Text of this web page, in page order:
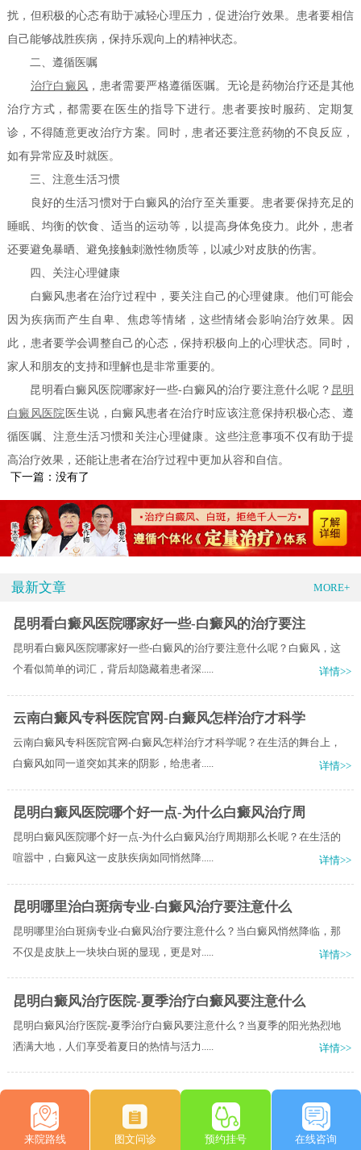
扰，但积极的心态有助于减轻心理压力，促进治疗效果。患者要相信
自己能够战胜疾病，保持乐观向上的精神状态。
二、遵循医嘱
治疗白癜风 ，患者需要严格遵循医嘱。无论是药物治疗还是其他
治疗方式，都需要在医生的指导下进行。患者要按时服药、定期复
诊，不得随意更改治疗方案。同时，患者还要注意药物的不良反应，
如有异常应及时就医。
三、注意生活习惯
良好的生活习惯对于白癜风的治疗至关重要。患者要保持充足的
睡眠、均衡的饮食、适当的运动等，以提高身体免疫力。此外，患者
还要避免暴晒、避免接触刺激性物质等，以减少对皮肤的伤害。
四、关注心理健康
白癜风患者在治疗过程中，要关注自己的心理健康。他们可能会
因为疾病而产生自卑、焦虑等情绪，这些情绪会影响治疗效果。因
此，患者要学会调整自己的心态，保持积极向上的心理状态。同时，
家人和朋友的支持和理解也是非常重要的。
昆明看白癜风医院哪家好一些-白癜风的治疗要注意什么呢？ 昆明
白癜风医院 医生说，白癜风患者在治疗时应该注意保持积极心态、遵
循医嘱、注意生活习惯和关注心理健康。这些注意事项不仅有助于提
高治疗效果，还能让患者在治疗过程中更加从容和自信。
下一篇：没有了
最新文章 MORE+
昆明看白癜风医院哪家好一些-白癜风的治疗要注
昆明看白癜风医院哪家好一些-白癜风的治疗要注意什么呢？白癜风，这
个看似简单的词汇，背后却隐藏着患者深.....
详情>>
云南白癜风专科医院官网-白癜风怎样治疗才科学
云南白癜风专科医院官网-白癜风怎样治疗才科学呢？在生活的舞台上，
白癜风如同一道突如其来的阴影，给患者.....
详情>>
昆明白癜风医院哪个好一点-为什么白癜风治疗周
昆明白癜风医院哪个好一点-为什么白癜风治疗周期那么长呢？在生活的
喧嚣中，白癜风这一皮肤疾病如同悄然降.....
详情>>
昆明哪里治白斑病专业-白癜风治疗要注意什么
昆明哪里治白斑病专业-白癜风治疗要注意什么？当白癜风悄然降临，那
不仅是皮肤上一块块白斑的显现，更是对.....
详情>>
昆明白癜风治疗医院-夏季治疗白癜风要注意什么
昆明白癜风治疗医院-夏季治疗白癜风要注意什么？当夏季的阳光热烈地
洒满大地，人们享受着夏日的热情与活力.....
详情>>
来院路线 图文问诊 预约挂号 在线咨询